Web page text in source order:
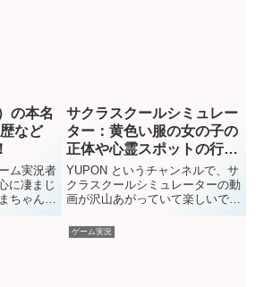
の本名
など
ム実況者
に凄まじ
ちゃんさ
トレード
で引き込
スタイル
サクラスクールシミュレー
ター：黄色い服の女の子の
正体や心霊スポットの行き
方
YUPON というチャンネルで、サ
クラスクールシミュレーターの動
画が沢山あがっていて楽しいです
り…あなたには見えますか？？」
という初期の頃（かな？）の動画
ゲーム実況